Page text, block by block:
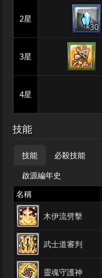
2星
×30
3星
×1
4星
技能
技能 必殺技能
啟源編年史
名稱
木伊流劈擊
武士道審判
靈魂守護神